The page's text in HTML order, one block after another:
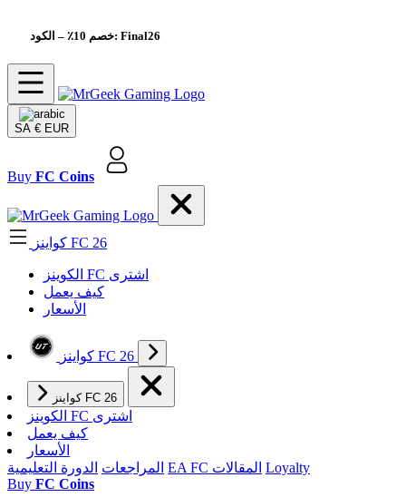
خصم 10٪– الكود: Final26
SA € EUR
Buy FC Coins
كواينز FC 26
الکوینز FC اشتری
كيف يعمل
الأسعار
كواينز FC 26
كواينز FC 26
الکوینز FC اشتری
كيف يعمل
الأسعار
المراجعات الدورة التعليمية EA FC المقالات Loyalty
Buy FC Coins